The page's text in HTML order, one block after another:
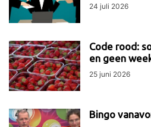
24 juli 2026
Code rood:
en geen
25 juni 2026
Bingo